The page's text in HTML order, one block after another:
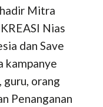
Mitra
Nias
dan Save
kampanye
orang
Penanganan